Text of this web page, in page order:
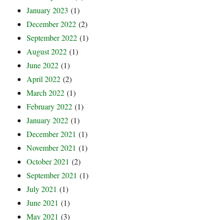
January 2023 (1)
December 2022 (2)
September 2022 (1)
August 2022 (1)
June 2022 (1)
April 2022 (2)
March 2022 (1)
February 2022 (1)
January 2022 (1)
December 2021 (1)
November 2021 (1)
October 2021 (2)
September 2021 (1)
July 2021 (1)
June 2021 (1)
May 2021 (3)